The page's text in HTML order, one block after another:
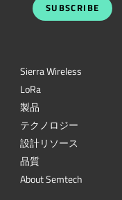
SUBSCRIBE
Sierra Wireless
LoRa
製品
テクノロジー
設計リソース
品質
About Semtech